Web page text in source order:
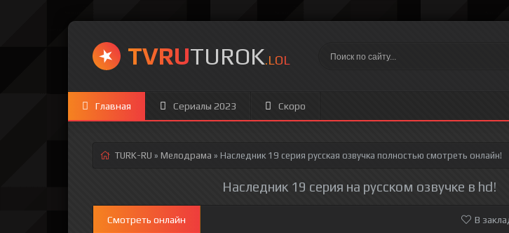
TVRUTUROK.LOL
Главная Сериалы 2023 Скоро
TURK-RU » Мелодрама » Наследник 19 серия русская озвучка полностью смотреть онлайн!
Наследник 19 серия на русском озвучке в hd!
Смотреть онлайн В